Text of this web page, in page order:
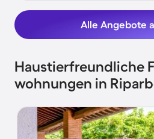
Alle Angebote
Haustierfreundliche
wohnungen in